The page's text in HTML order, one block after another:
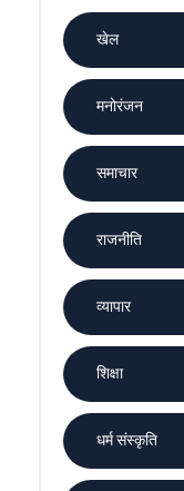
खेल
मनोरंजन
समाचार
राजनीति
व्यापार
शिक्षा
धर्म संस्कृति